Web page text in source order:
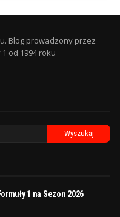
Blog prowadzony przez
od 1994 roku
1 na Sezon 2026